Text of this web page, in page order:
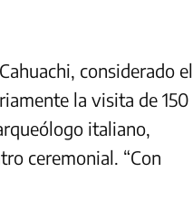
considerado el
la visita de 150
italiano,
ceremonial. “Con